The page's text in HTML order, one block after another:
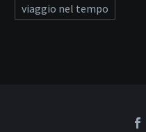
viaggio nel tempo